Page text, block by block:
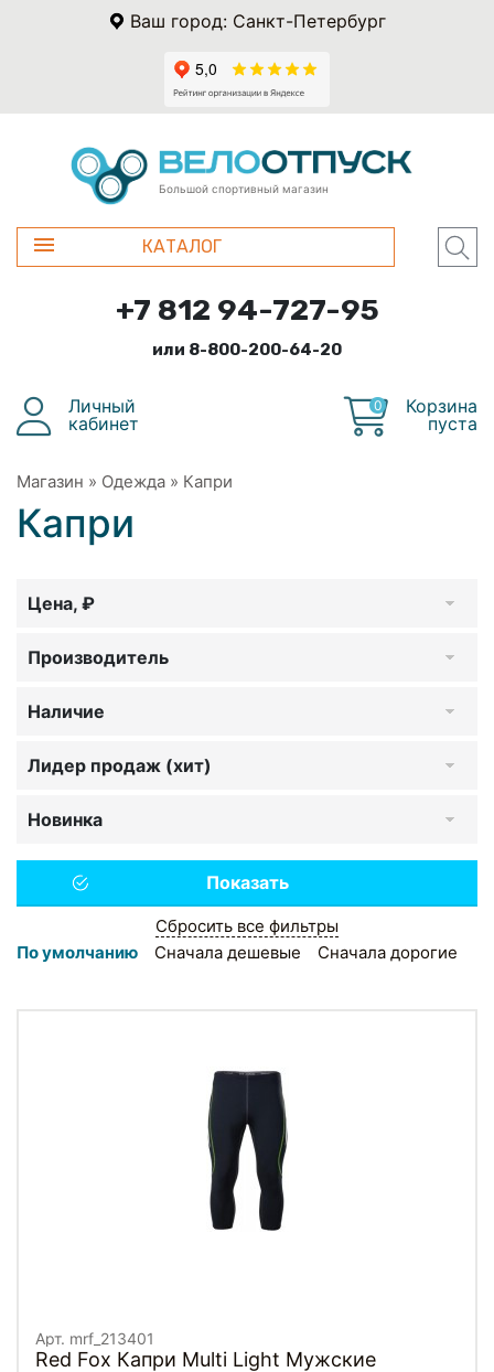
Ваш город: Санкт-Петербург
Большой спортивный магазин
КАТАЛОГ
+7 812 94-727-95
или 8-800-200-64-20
Личный
кабинет
0
Корзина
пуста
Магазин » Одежда » Капри
Капри
Цена, ₽
Производитель
Наличие
Лидер продаж (хит)
Новинка
Сбросить все фильтры
По умолчанию
Сначала дешевые Сначала дорогие
Арт. mrf_213401
Red Fox Капри Multi Light Мужские